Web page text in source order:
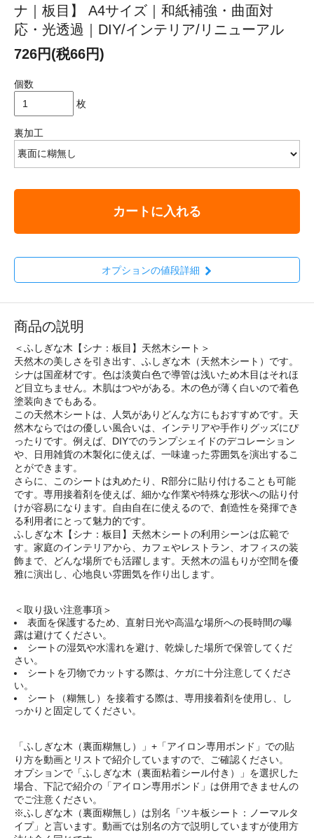
ナ｜板目】 A4サイズ｜和紙補強・曲面対
応・光透過｜DIY/インテリア/リニューアル
726円(税66円)
個数
枚
裏加工
カートに入れる
オプションの値段詳細
商品の説明
＜ふしぎな木【シナ：板目】天然木シート＞
天然木の美しさを引き出す、ふしぎな木（天然木シート）です。
シナは国産材です。色は淡黄白色で導管は浅いため木目はそれほ
ど目立ちません。木肌はつやがある。木の色が薄く白いので着色
塗装向きでもある。
この天然木シートは、人気がありどんな方にもおすすめです。天
然木ならではの優しい風合いは、インテリアや手作りグッズにぴ
ったりです。例えば、DIYでのランプシェイドのデコレーション
や、日用雑貨の木製化に使えば、一味違った雰囲気を演出するこ
とができます。
さらに、このシートは丸めたり、R部分に貼り付けることも可能
です。専用接着剤を使えば、細かな作業や特殊な形状への貼り付
けが容易になります。自由自在に使えるので、創造性を発揮でき
る利用者にとって魅力的です。
ふしぎな木【シナ：板目】天然木シートの利用シーンは広範で
す。家庭のインテリアから、カフェやレストラン、オフィスの装
飾まで、どんな場所でも活躍します。天然木の温もりが空間を優
雅に演出し、心地良い雰囲気を作り出します。
＜取り扱い注意事項＞
表面を保護するため、直射日光や高温な場所への長時間の曝
露は避けてください。
シートの湿気や水濡れを避け、乾燥した場所で保管してくだ
さい。
シートを刃物でカットする際は、ケガに十分注意してくださ
い。
シート（糊無し）を接着する際は、専用接着剤を使用し、し
っかりと固定してください。
「ふしぎな木（裏面糊無し）」+「アイロン専用ボンド」での貼
り方を動画とリストで紹介していますので、ご確認ください。
オプションで「ふしぎな木（裏面粘着シール付き）」を選択した
場合、下記で紹介の「アイロン専用ボンド」は併用できませんの
でご注意ください。
※ふしぎな木（裏面糊無し）は別名「ツキ板シート：ノーマルタ
イプ」と言います。動画では別名の方で説明していますが使用方